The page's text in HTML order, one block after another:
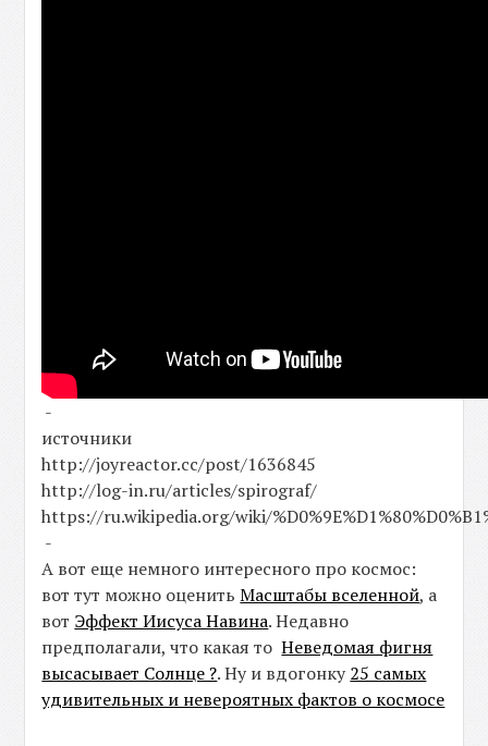
-
источники
http://joyreactor.cc/post/1636845
http://log-in.ru/articles/spirograf/
https://ru.wikipedia.org/wiki/
-
А вот еще немного интересного про космос:
вот тут можно оценитьМасштабы вселенной, а
вот Эффект Иисуса Навина. Недавно
предполагали, что какая тоНеведомая фигня
высасывает Солнце ?. Ну и вдогонку 25 самых
удивительных и невероятных фактов о космосе